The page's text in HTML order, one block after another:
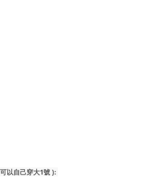
以自己穿大1號 ):